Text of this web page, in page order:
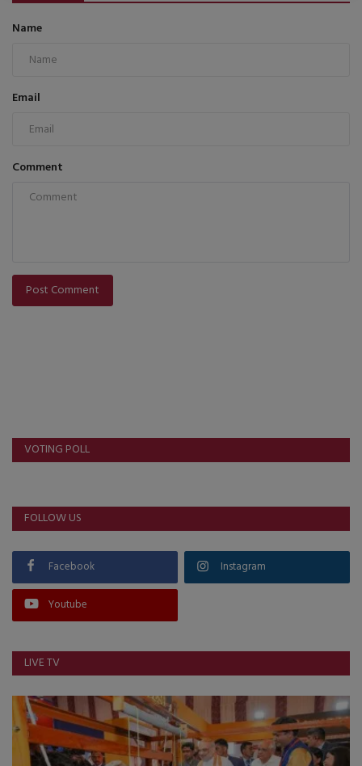
Name
Email
Comment
Post Comment
VOTING POLL
FOLLOW US
Facebook Instagram
Youtube
LIVE TV